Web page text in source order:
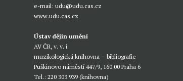
e-mail:udu@udu.cas.cz
www.udu.cas.cz
Ústav dějin umění
AV ČR, v. v. i.
muzikologická knihovna – bibliografie
Puškinovo náměstí 447/9, 160 00 Praha 6
Tel.: 220 303 939 (knihovna)